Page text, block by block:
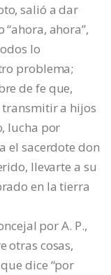
salió a dar
ahora”,
lo
problema;
de fe que,
transmitir a hijos
lucha por
el sacerdote don
llevarte a su
en la tierra
por A. P.,
otras cosas,
dice “por